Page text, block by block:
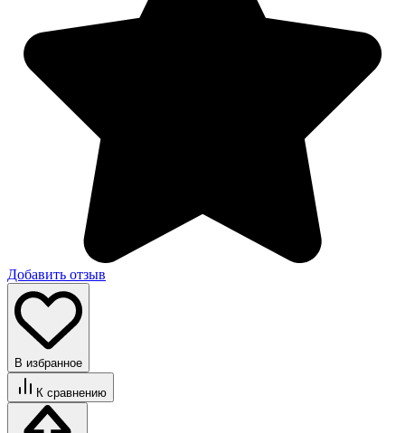
Добавить отзыв
В избранное
К сравнению